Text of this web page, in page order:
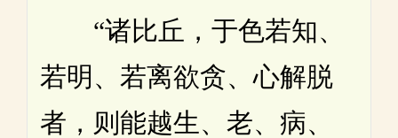
“诸比丘，于色若知、
若明、若离欲贪、心解脱
者，则能越生、老、病、